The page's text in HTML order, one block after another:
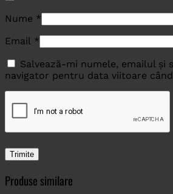
Nume *
Email *
Salvează-mi numele, emailul și
navigator pentru data viitoare
Produse similare